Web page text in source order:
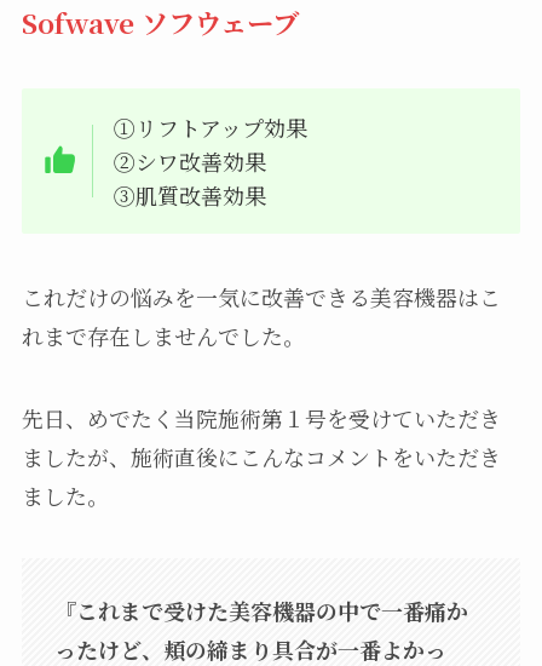
Sofwave ソフウェーブ
①リフトアップ効果
②シワ改善効果
③肌質改善効果
これだけの悩みを一気に改善できる美容機器はこ
れまで存在しませんでした。
先日、めでたく当院施術第１号を受けていただき
ましたが、施術直後にこんなコメントをいただき
ました。
『これまで受けた美容機器の中で一番痛か
ったけど、頬の締まり具合が一番よかっ